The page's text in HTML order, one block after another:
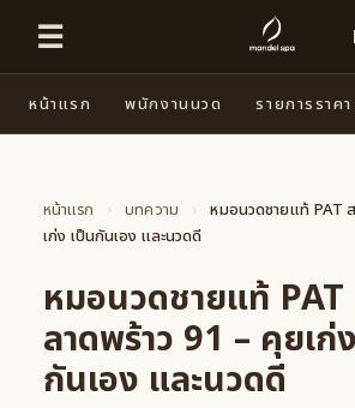
☰
หน้าแรก พนักงานนวด รายการราคา
หน้าแรก › บทความ › หมอนวดชายแท้ PAT
เก่ง เป็นกันเอง และนวดดี
หมอนวดชายแท้ PAT
ลาดพร้าว 91 – คุยเก่
กันเอง และนวดดี